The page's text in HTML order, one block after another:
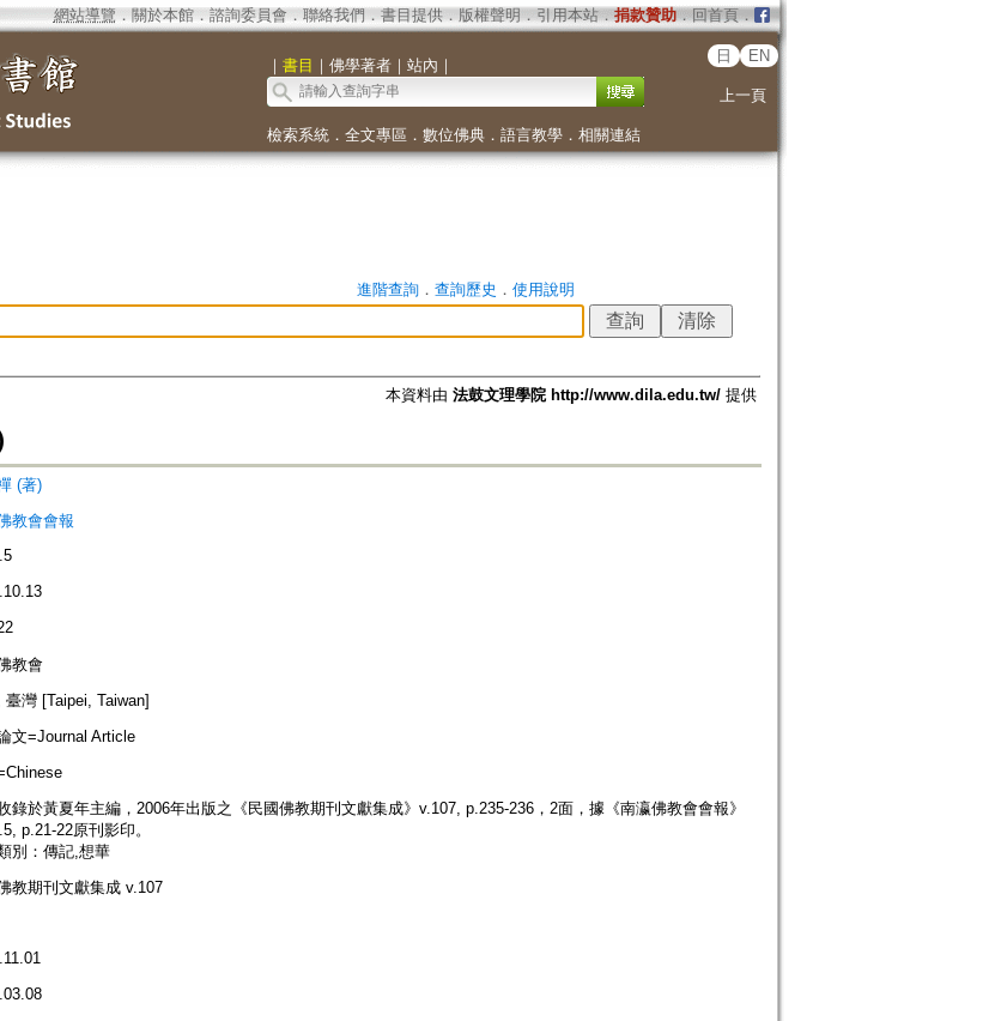
網站導覽 ． 關於本館． 諮詢委員會． 聯絡我們 ． 書目提供． 版權聲明 ． 引用本站． 捐款贊助．回首頁．
｜ 書目 ｜ 佛學著者｜ 站內 ｜
日 EN
上一頁
檢索系統． 全文專區 ． 數位佛典． 語言教學． 相關連結
進階查詢． 查詢歷史 ． 使用說明
本資料由 法鼓文理學院 http://www.dila.edu.tw/提供
(著)
教會會報
教會
臺灣 [Taipei, Taiwan]
文=Journal Article
錄於黃夏年主編，2006年出版之《民國佛教期刊文獻集成》v.107, p.235-236，2面，據《南瀛佛教會會報》
p.21-22原刊影印。
別：傳記,想華
教期刊文獻集成 v.107